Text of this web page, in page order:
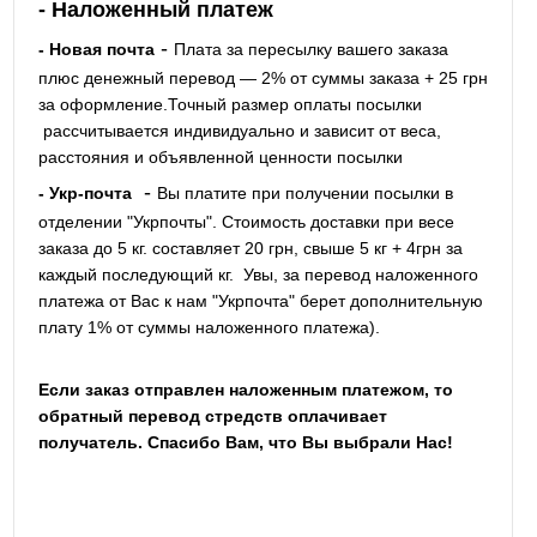
- Наложенный платеж
- Новая почта- Плата за пересылку вашего заказа
плюс денежный перевод — 2% от суммы заказа + 25 грн
за оформление.Точный размер оплаты посылки
рассчитывается индивидуально и зависит от веса,
расстояния и объявленной ценности посылки
- Укр-почта- Вы платите при получении посылки в
отделении "Укрпочты". Стоимость доставки при весе
заказа до 5 кг. составляет 20 грн, свыше 5 кг + 4грн за
каждый последующий кг. Увы, за перевод наложенного
платежа от Вас к нам "Укрпочта" берет дополнительную
плату 1% от суммы наложенного платежа).
Если заказ отправлен наложенным платежом, то
обратный перевод стредств оплачивает
получатель. Спасибо Вам, что Вы выбрали Нас!